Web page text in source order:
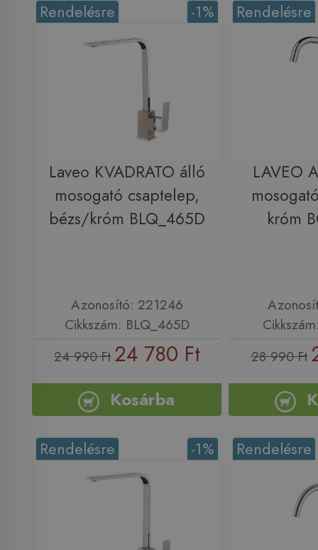
-1%
Rendelésre
Laveo KVADRATO álló
mosogató csaptelep,
bézs/króm BLQ_465D
Azonosító: 221246
Cikkszám: BLQ_465D
24 990 Ft 24 780 Ft
Kosárba
Rendelésre
LAVEO
króm
28 990 Ft
-1%
Rendelésre Rendelésre